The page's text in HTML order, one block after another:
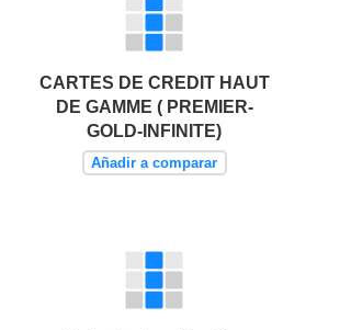
CARTES DE CREDIT HAUT
DE GAMME ( PREMIER-
GOLD-INFINITE)
Añadir a comparar